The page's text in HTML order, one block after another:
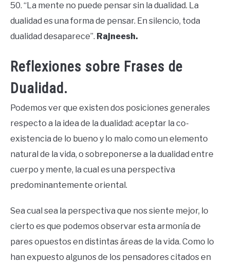
50. “La mente no puede pensar sin la dualidad. La
dualidad es una forma de pensar. En silencio, toda
dualidad desaparece”. Rajneesh.
Reflexiones sobre Frases de
Dualidad.
Podemos ver que existen dos posiciones generales
respecto a la idea de la dualidad: aceptar la co-
existencia de lo bueno y lo malo como un elemento
natural de la vida, o sobreponerse a la dualidad entre
cuerpo y mente, la cual es una perspectiva
predominantemente oriental.
Sea cual sea la perspectiva que nos siente mejor, lo
cierto es que podemos observar esta armonía de
pares opuestos en distintas áreas de la vida. Como lo
han expuesto algunos de los pensadores citados en